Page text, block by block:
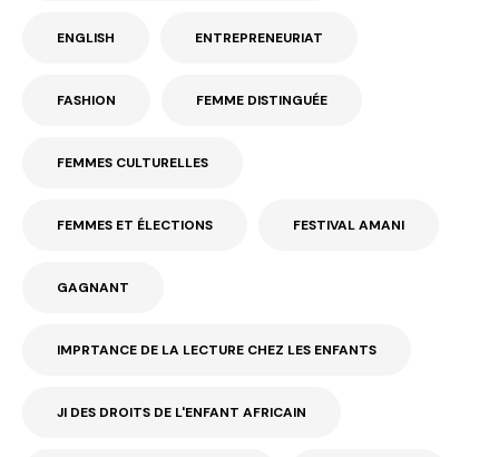
ENGLISH ENTREPRENEURIAT
FASHION FEMME DISTINGUÉE
FEMMES CULTURELLES
FEMMES ET ÉLECTIONS FESTIVAL AMANI
GAGNANT
IMPRTANCE DE LA LECTURE CHEZ LES ENFANTS
JI DES DROITS DE L'ENFANT AFRICAIN